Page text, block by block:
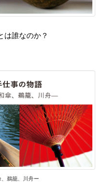
は誰なのか？
鵜籠、川舟ー